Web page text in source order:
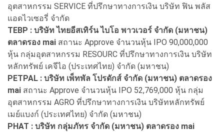
อุตสาหกรรม SERVICE ที่ปรึกษาทางการเงิน บริษัท ฟิน พลัส
แอดไวเซอรี่ จำกัด
TEBP : บริษัท ไทยอีสเทิร์น ไบโอ พาวเวอร์ จำกัด (มหาชน)
ตลาดรอง mai สถานะ Approve จำนวนหุ้น IPO 90,000,000
หุ้น กลุ่มอุตสาหกรรม RESOURC ที่ปรึกษาทางการเงิน บริษัท
หลักทรัพย์ เคจีไอ (ประเทศไทย) จำกัด (มหาชน)
PETPAL : บริษัท เพ็ทพัล โปรดักส์ จำกัด (มหาชน) ตลาดรอง
mai สถานะ Approve จำนวนหุ้น IPO 52,769,000 หุ้น กลุ่ม
อุตสาหกรรม AGRO ที่ปรึกษาทางการเงิน บริษัทหลักทรัพย์
เมย์แบงก์ (ประเทศไทย) จำกัด (มหาชน)
PHAT : บริษัท กลุ่มภัทร จำกัด (มหาชน) ตลาดรอง mai